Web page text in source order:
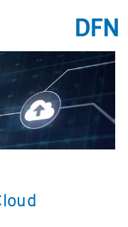
LEICHTE SPRACHE